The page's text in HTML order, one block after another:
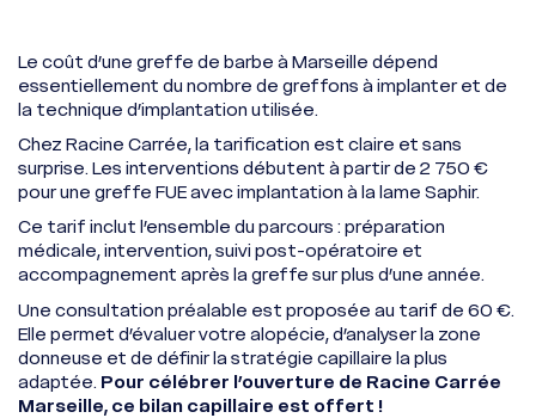
Le coût d’une greffe de barbe à Marseille dépend
essentiellement du nombre de greffons à implanter et de
la technique d’implantation utilisée.
Chez Racine Carrée, la tarification est claire et sans
surprise. Les interventions débutent à partir de 2 750 €
pour une greffe FUE avec implantation à la lame Saphir.
Ce tarif inclut l’ensemble du parcours : préparation
médicale, intervention, suivi post-opératoire et
accompagnement après la greffe sur plus d’une année.
Une consultation préalable est proposée au tarif de 60 €.
Elle permet d’évaluer votre alopécie, d’analyser la zone
donneuse et de définir la stratégie capillaire la plus
adaptée. Pour célébrer l’ouverture de Racine Carrée
Marseille, ce bilan capillaire est offert !